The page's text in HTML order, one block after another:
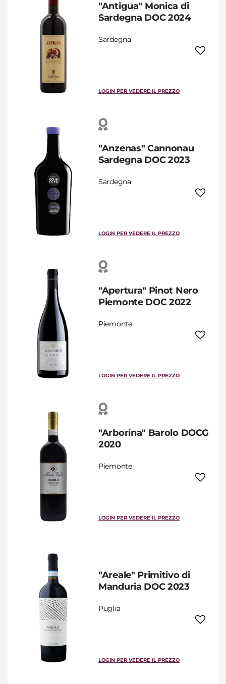
"Antigua" Monica di
Sardegna DOC 2024
Sardegna
LOGIN PER VEDERE IL PREZZO
"Anzenas" Cannonau
Sardegna DOC 2023
Sardegna
LOGIN PER VEDERE IL PREZZO
"Apertura" Pinot Nero
Piemonte DOC 2022
Piemonte
LOGIN PER VEDERE IL PREZZO
"Arborina" Barolo DOCG
2020
Piemonte
LOGIN PER VEDERE IL PREZZO
"Areale" Primitivo di
Manduria DOC 2023
Puglia
LOGIN PER VEDERE IL PREZZO